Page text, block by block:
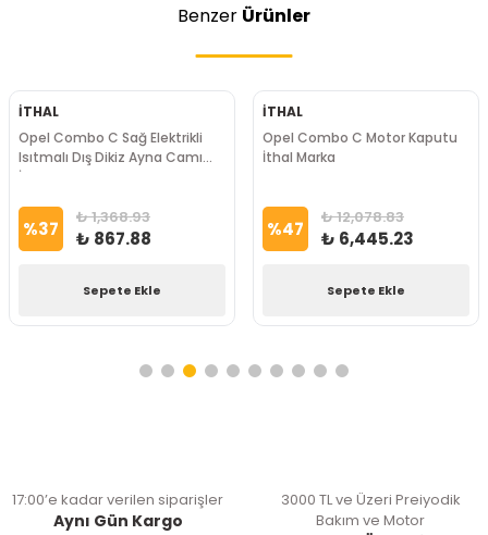
Benzer Ürünler
İTHAL
Opel Combo C Sağ Elektrikli
Isıtmalı Dış Dikiz Ayna Camı
İthal Marka
%37 ₺ 1,368.93
₺ 867.88
Sepete Ekle
İTHAL
Opel Combo C Motor Kaputu
İthal Marka
%47 ₺ 12,078.83
₺ 6,445.23
Sepete Ekle
17:00’e kadar verilen siparişler
Aynı Gün Kargo
3000 TL ve Üzeri Preiyodik
Bakım ve Motor